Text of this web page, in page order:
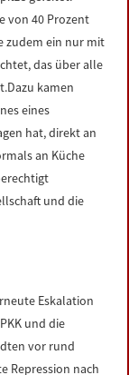
von 40 Prozent
zudem ein nur mit
das über alle
kamen
eines
hat, direkt an
an Küche
und die
Eskalation
und die
vor rund
Repression nach